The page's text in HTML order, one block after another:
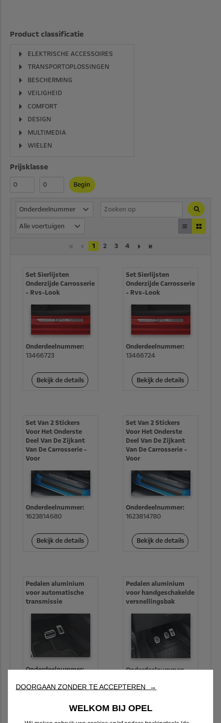
Product classificatie
ELEKTRISCHE ACCESSOIRES
TRANSPORTOPLOSSINGEN
BESCHERMING
VEILIGHEID
COMFORT
DESIGN
MULTIMEDIA
WIELEN
Prijsklasse
Begin
Onderdeelnummer
Alle voertuigen
1 2 3 4
Set Sierlijsten
Onderzijde Carrosserie
- Rvs-Look
Onderdeelnummer:
13466723
Bekijk de details
Set Sierlijsten
Onderzijde Carrosserie
- Rvs-Look
Onderdeelnummer:
13466724
Bekijk de details
Set Van 2 Stickers
Voor Het Onderste
Deel Van De Zijkant
Van De Carrosserie -
Voor
Onderdeelnummer:
1623814680
Bekijk de details
Set Van 2 Stickers
Voor Het Onderste
Deel Van De Zijkant
Van De Carrosserie -
Voor
Onderdeelnummer:
1623814780
Bekijk de details
Pedalen aluminium
voor automatische
transmissie
Onderdeelnummer:
Bekijk de details
Pedalen aluminium
voor handgeschakelde
versnellingsbak
Onderdeelnummer:
Bekijk de details
DOORGAAN ZONDER TE ACCEPTEREN →
WELKOM BIJ OPEL